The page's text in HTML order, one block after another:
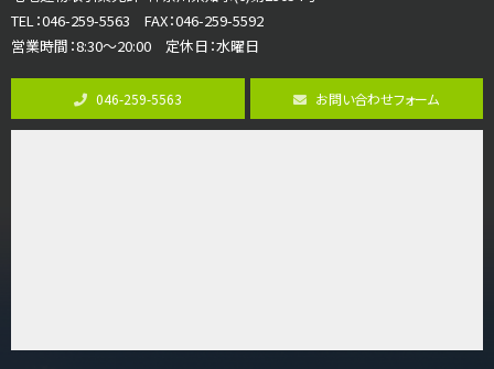
第8位
長後駅
バ11分・歩6分
全棟ＬＤＫは16帖の4ＬＤＫ！食器洗い乾燥機や浴…
TEL：046-259-5563 FAX：046-259-5592
営業時間：8:30～20:00 定休日：水曜日
046-259-5563 お問い合わせフォーム